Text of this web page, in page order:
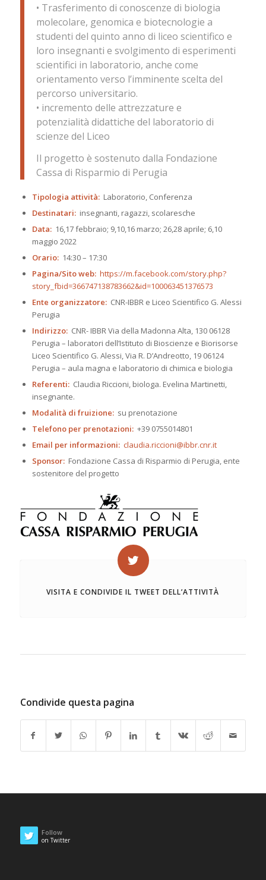
• Trasferimento di conoscenze di biologia
molecolare, genomica e biotecnologie a
studenti del quinto anno di liceo scientifico e
loro insegnanti e svolgimento di esperimenti
scientifici in laboratorio, anche come
orientamento verso l’imminente scelta del
percorso universitario.
• incremento delle attrezzature e
potenzialità didattiche del laboratorio di
scienze del Liceo
Il progetto è sostenuto dalla Fondazione
Cassa di Risparmio di Perugia
Tipologia attività: Laboratorio, Conferenza
Destinatari: insegnanti, ragazzi, scolaresche
Data: 16,17 febbraio; 9,10,16 marzo; 26,28 aprile; 6,10
maggio 2022
Orario: 14:30 – 17:30
Pagina/Sito web: https://m.facebook.com/story.php?
story_fbid=366747138783662&id=100063451376573
Ente organizzatore: CNR-IBBR e Liceo Scientifico G. Alessi
Perugia
Indirizzo: CNR- IBBR Via della Madonna Alta, 130 06128
Perugia – laboratori dell’Istituto di Bioscienze e Biorisorse
Liceo Scientifico G. Alessi, Via R. D’Andreotto, 19 06124
Perugia – aula magna e laboratorio di chimica e biologia
Referenti: Claudia Riccioni, biologa. Evelina Martinetti,
insegnante.
Modalità di fruizione: su prenotazione
Telefono per prenotazioni: +39 0755014801
Email per informazioni: claudia.riccioni@ibbr.cnr.it
Sponsor: Fondazione Cassa di Risparmio di Perugia, ente
sostenitore del progetto
VISITA E CONDIVIDE IL TWEET DELL’ATTIVITÀ
Condivide questa pagina
Follow
on Twitter